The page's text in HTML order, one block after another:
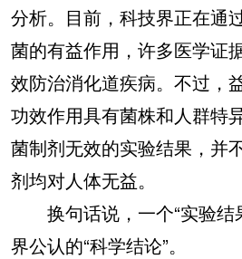
分析。目前，科技界正在通
菌的有益作用，许多医学证
效防治消化道疾病。不过，
功效作用具有菌株和人群特
菌制剂无效的实验结果，并
剂均对人体无益。
换句话说，一个“实验结
界公认的“科学结论”。